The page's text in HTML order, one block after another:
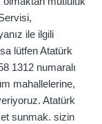
ile ilgili
lütfen Atatürk
1312 numaralı
mahallelerine,
Atatürk
sunmak. sizin